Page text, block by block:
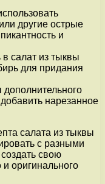
другие острые
и
салат из тыквы
для придания
нарезанное
салата из тыквы
с разными
свою
и оригинального